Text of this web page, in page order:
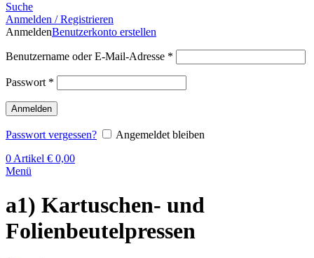
Suche
Anmelden / Registrieren
AnmeldenBenutzerkonto erstellen
Benutzername oder E-Mail-Adresse *
Passwort *
Anmelden
Passwort vergessen?
Angemeldet bleiben
0 Artikel € 0,00
Menü
a1) Kartuschen- und
Folienbeutelpressen